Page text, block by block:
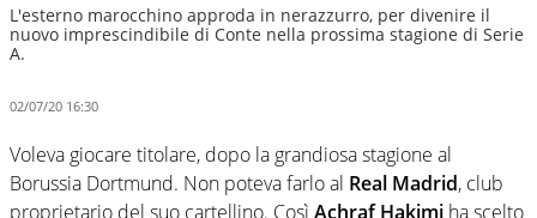
L'esterno marocchino approda in nerazzurro, per divenire il
nuovo imprescindibile di Conte nella prossima stagione di Serie
A.
02/07/20 16:30
Voleva giocare titolare, dopo la grandiosa stagione al
Borussia Dortmund. Non poteva farlo al Real Madrid, club
proprietario del suo cartellino. Così Achraf Hakimi ha scelto